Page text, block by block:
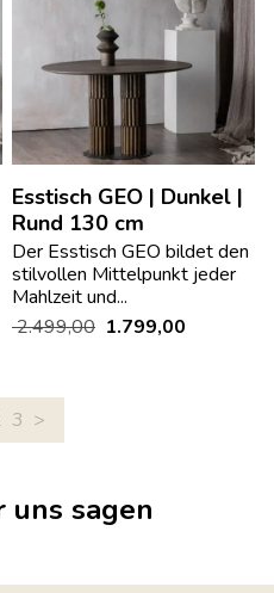
Esstisch GEO | Dunkel |
Rund 130 cm
Der Esstisch GEO bildet den
stilvollen Mittelpunkt jeder
Mahlzeit und...
2.499,00 1.799,00
3 >
uns sagen